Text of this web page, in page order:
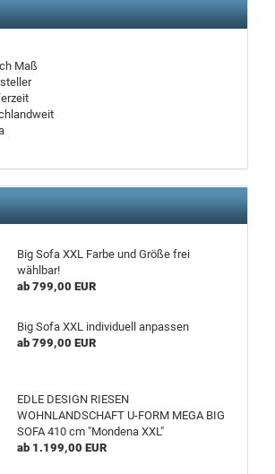
Maß
Big Sofa XXL Farbe und Größe frei
wählbar!
ab 799,00 EUR
Big Sofa XXL individuell anpassen
ab 799,00 EUR
EDLE DESIGN RIESEN
WOHNLANDSCHAFT U-FORM MEGA BIG
SOFA 410 cm "Mondena XXL"
ab 1.199,00 EUR